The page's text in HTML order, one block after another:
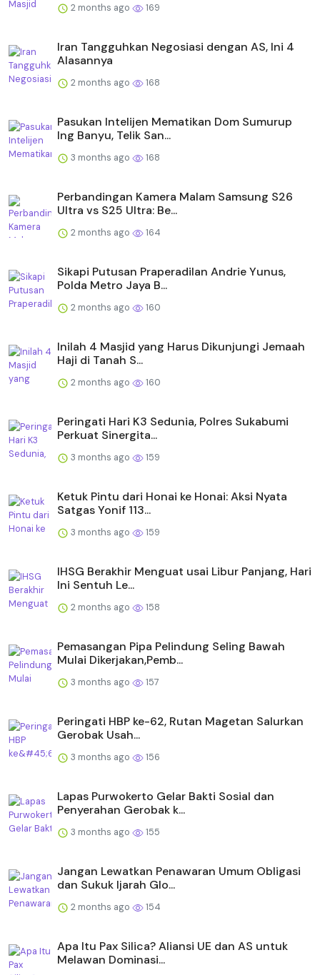
2 months ago 169
Iran Tangguhkan Negosiasi dengan AS, Ini 4
Alasannya
2 months ago 168
Pasukan Intelijen Mematikan Dom Sumurup
Ing Banyu, Telik San...
3 months ago 168
Perbandingan Kamera Malam Samsung S26
Ultra vs S25 Ultra: Be...
2 months ago 164
Sikapi Putusan Praperadilan Andrie Yunus,
Polda Metro Jaya B...
2 months ago 160
Inilah 4 Masjid yang Harus Dikunjungi Jemaah
Haji di Tanah S...
2 months ago 160
Peringati Hari K3 Sedunia, Polres Sukabumi
Perkuat Sinergita...
3 months ago 159
Ketuk Pintu dari Honai ke Honai: Aksi Nyata
Satgas Yonif 113...
3 months ago 159
IHSG Berakhir Menguat usai Libur Panjang, Hari
Ini Sentuh Le...
2 months ago 158
Pemasangan Pipa Pelindung Seling Bawah
Mulai Dikerjakan,Pemb...
3 months ago 157
Peringati HBP ke-62, Rutan Magetan Salurkan
Gerobak Usah...
3 months ago 156
Lapas Purwokerto Gelar Bakti Sosial dan
Penyerahan Gerobak k...
3 months ago 155
Jangan Lewatkan Penawaran Umum Obligasi
dan Sukuk Ijarah Glo...
2 months ago 154
Apa Itu Pax Silica? Aliansi UE dan AS untuk
Melawan Dominasi...